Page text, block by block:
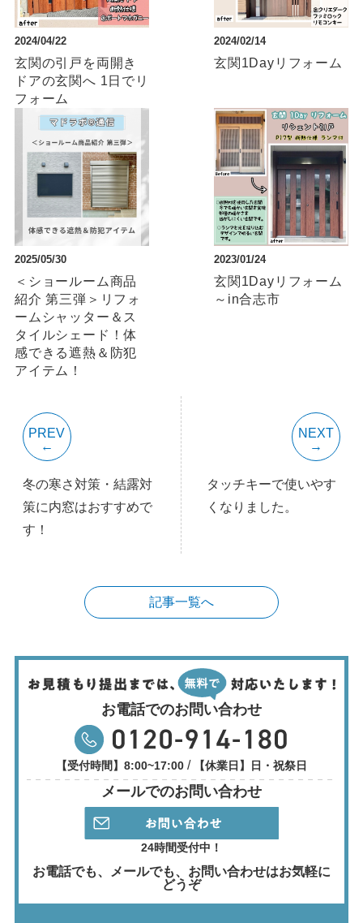
2024/04/22
玄関の引戸を両開き
ドアの玄関へ 1日でリ
フォーム
2024/02/14
玄関1Dayリフォーム
2025/05/30
＜ショールーム商品
紹介 第三弾＞リフォ
ームシャッター＆ス
タイルシェード！体
感できる遮熱＆防犯
アイテム！
2023/01/24
玄関1Dayリフォーム
～in合志市
PREV
冬の寒さ対策・結露対
策に内窓はおすすめで
す！
NEXT
タッチキーで使いやす
くなりました。
記事一覧へ
お電話でのお問い合わせ
【受付時間】8:00~17:00 /【休業日】日・祝祭日
メールでのお問い合わせ
24時間受付中！
お電話でも、メールでも、 お問い合わせはお気軽に
どうぞ